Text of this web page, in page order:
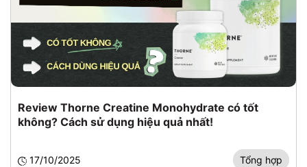
Review Thorne Creatine Monohydrate có tốt
không? Cách sử dụng hiệu quả nhất!
17/10/2025 Tổng hợp